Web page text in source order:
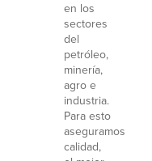
en los
sectores
del
petróleo,
minería,
agro e
industria.
Para esto
aseguramos
calidad,